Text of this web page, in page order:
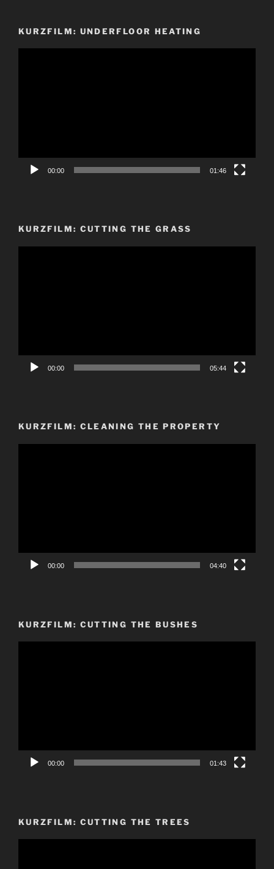
KURZFILM: UNDERFLOOR HEATING
00:00 01:46
KURZFILM: CUTTING THE GRASS
00:00 05:44
KURZFILM: CLEANING THE PROPERTY
00:00 04:40
KURZFILM: CUTTING THE BUSHES
00:00 01:43
KURZFILM: CUTTING THE TREES